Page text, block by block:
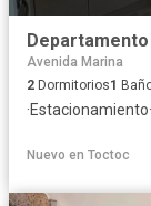
Avenida Marina
2 Dormitorios1
·Estacionamiento·
Nuevo en Toctoc